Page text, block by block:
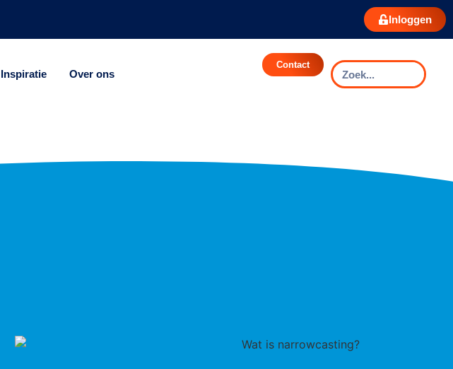
Inloggen
Inspiratie Over ons
Contact